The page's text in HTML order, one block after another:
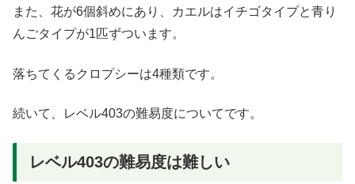
また、花が6個斜めにあり、カエルはイチゴタイプと青り
んごタイプが1匹ずついます。
落ちてくるクロプシーは4種類です。
続いて、レベル403の難易度についてです。
レベル403の難易度は難しい